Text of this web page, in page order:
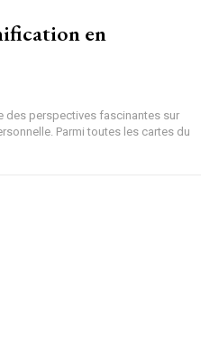
en
des perspectives fascinantes sur
Parmi toutes les cartes du